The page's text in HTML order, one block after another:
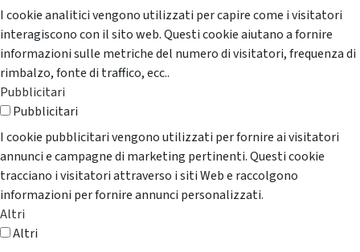
I cookie analitici vengono utilizzati per capire come i visitatori
interagiscono con il sito web. Questi cookie aiutano a fornire
informazioni sulle metriche del numero di visitatori, frequenza di
rimbalzo, fonte di traffico, ecc..
Pubblicitari
Pubblicitari
I cookie pubblicitari vengono utilizzati per fornire ai visitatori
annunci e campagne di marketing pertinenti. Questi cookie
tracciano i visitatori attraverso i siti Web e raccolgono
informazioni per fornire annunci personalizzati.
Altri
Altri